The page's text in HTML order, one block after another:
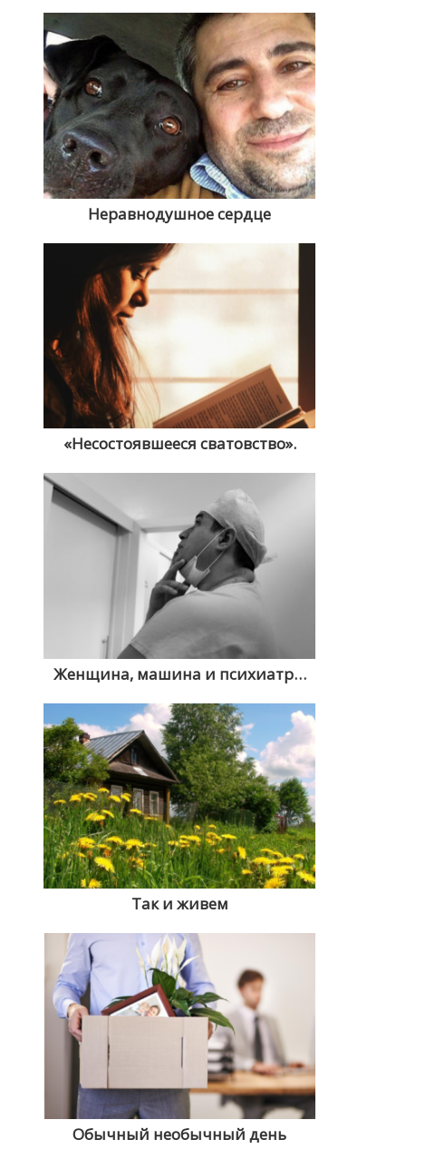
Неравнодушное сердце
«Несостоявшееся сватовство».
Женщина, машина и психиатр…
Так и живем
Обычный необычный день